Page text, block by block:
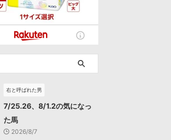
右と呼ばれた男
7/25.26、8/1.2の気になっ
た馬
2026/8/7